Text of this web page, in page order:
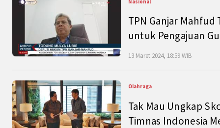
TPN Ganjar
untuk Pengajuan
13 Maret 2024, 18:59 WIB
Olahraga
Tak Mau Ungkap
Timnas Indonesia